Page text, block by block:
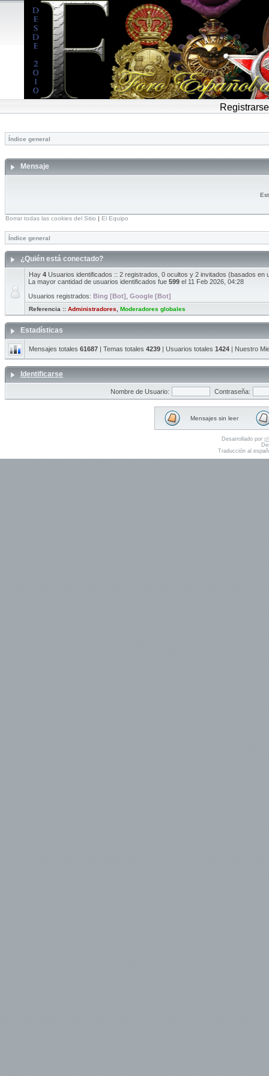
Registrarse
Índice general
Mensaje
Borrar todas las cookies del Sitio | El Equipo
Índice general
¿Quién está conectado?
Hay 4 Usuarios identificados :: 2 registrados, 0 ocultos y 2 invitados (basados en
La mayor cantidad de usuarios identificados fue 599 el 11 Feb 2026, 04:28
Usuarios registrados: Bing [Bot] Google [Bot]
Referencia :: Administradores Moderadores globales
Estadísticas
Mensajes totales 61687 | Temas totales 4239 | Usuarios totales 1424 | Nuestro
Identificarse
Nombre de Usuario: Contraseña:
Mensajes sin leer
Desarrollado por
Traducción al